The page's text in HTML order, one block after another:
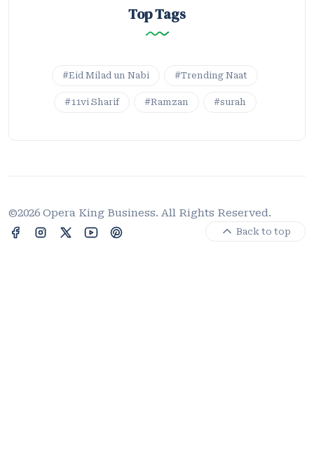
Top Tags
#Eid Milad un Nabi #Trending Naat
#11vi Sharif #Ramzan #surah
©2026 Opera King Business. All Rights Reserved.
Back to top